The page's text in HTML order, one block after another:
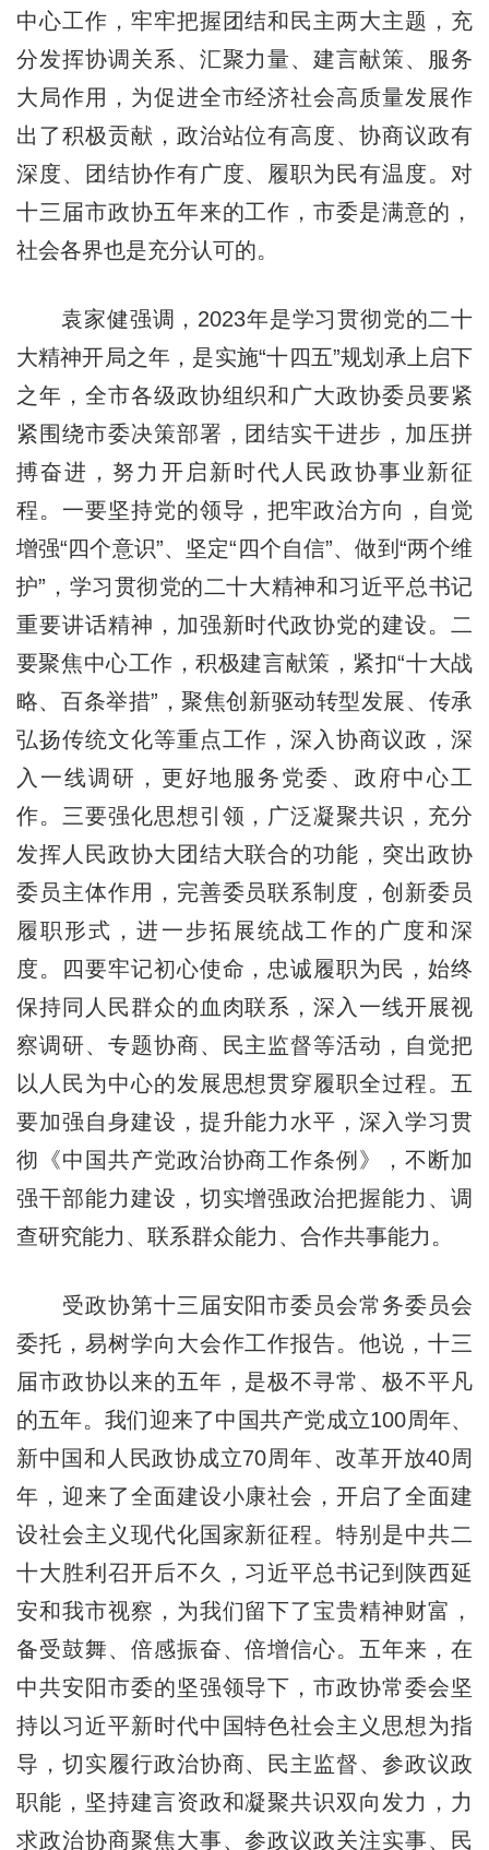
中心工作，牢牢把握团结和民主两大主题，充
分发挥协调关系、汇聚力量、建言献策、服务
大局作用，为促进全市经济社会高质量发展作
出了积极贡献，政治站位有高度、协商议政有
深度、团结协作有广度、履职为民有温度。对
十三届市政协五年来的工作，市委是满意的，
社会各界也是充分认可的。
袁家健强调，2023年是学习贯彻党的二十
大精神开局之年，是实施“十四五”规划承上启下
之年，全市各级政协组织和广大政协委员要紧
紧围绕市委决策部署，团结实干进步，加压拼
搏奋进，努力开启新时代人民政协事业新征
程。一要坚持党的领导，把牢政治方向，自觉
增强“四个意识”、坚定“四个自信”、做到“两个维
护”，学习贯彻党的二十大精神和习近平总书记
重要讲话精神，加强新时代政协党的建设。二
要聚焦中心工作，积极建言献策，紧扣“十大战
略、百条举措”，聚焦创新驱动转型发展、传承
弘扬传统文化等重点工作，深入协商议政，深
入一线调研，更好地服务党委、政府中心工
作。三要强化思想引领，广泛凝聚共识，充分
发挥人民政协大团结大联合的功能，突出政协
委员主体作用，完善委员联系制度，创新委员
履职形式，进一步拓展统战工作的广度和深
度。四要牢记初心使命，忠诚履职为民，始终
保持同人民群众的血肉联系，深入一线开展视
察调研、专题协商、民主监督等活动，自觉把
以人民为中心的发展思想贯穿履职全过程。五
要加强自身建设，提升能力水平，深入学习贯
彻《中国共产党政治协商工作条例》，不断加
强干部能力建设，切实增强政治把握能力、调
查研究能力、联系群众能力、合作共事能力。
受政协第十三届安阳市委员会常务委员会
委托，易树学向大会作工作报告。他说，十三
届市政协以来的五年，是极不寻常、极不平凡
的五年。我们迎来了中国共产党成立100周年、
新中国和人民政协成立70周年、改革开放40周
年，迎来了全面建设小康社会，开启了全面建
设社会主义现代化国家新征程。特别是中共二
十大胜利召开后不久，习近平总书记到陕西延
安和我市视察，为我们留下了宝贵精神财富，
备受鼓舞、倍感振奋、倍增信心。五年来，在
中共安阳市委的坚强领导下，市政协常委会坚
持以习近平新时代中国特色社会主义思想为指
导，切实履行政治协商、民主监督、参政议政
职能，坚持建言资政和凝聚共识双向发力，力
求政治协商聚焦大事、参政议政关注实事、民